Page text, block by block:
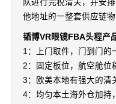
队进行完税清关，并安
他地址的一整套供应链物
韬博VR眼镜FBA头程产
1：上门取件，门到门的
2：固定板位，航空舱位
3：欧美本地有强大的清
4：均匀本土海外仓加持